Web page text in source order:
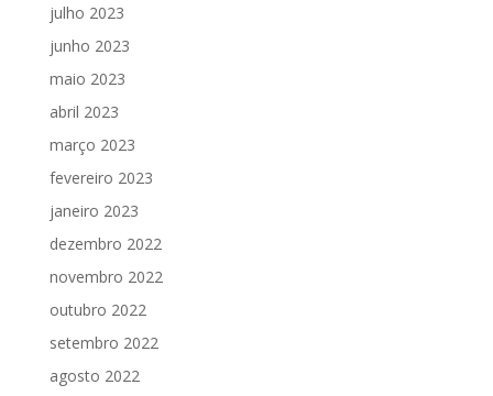
julho 2023
junho 2023
maio 2023
abril 2023
março 2023
fevereiro 2023
janeiro 2023
dezembro 2022
novembro 2022
outubro 2022
setembro 2022
agosto 2022